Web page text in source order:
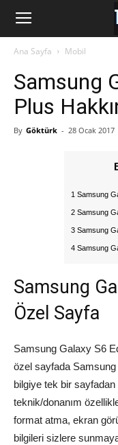
www.Teknoloji6.com
Ana Sayfa Mobil
Samsung
Plus
By Göktürk - 28 Ocak 2017
1 Samsung
2 Samsung
3 Samsung
4 Samsung
Samsung
Özel Sayfa
Samsung Galaxy S6
özel sayfada
bilgiye tek bir
teknik/donanım
format atma, ekran
bilgileri sizlere